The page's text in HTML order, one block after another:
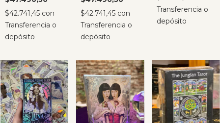
$42.741,45 con
Transferencia o
depósito
$42.741,45 con
Transferencia o
depósito
Transferencia o
depósito